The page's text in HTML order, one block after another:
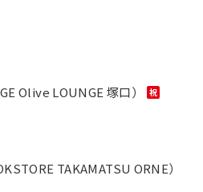
Olive LOUNGE 塚口）
祝
TAKAMATSU ORNE）